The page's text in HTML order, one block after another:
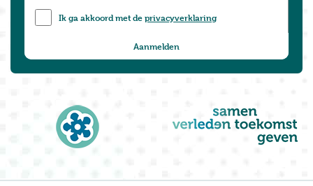
Ik ga akkoord met deprivacyverklaring